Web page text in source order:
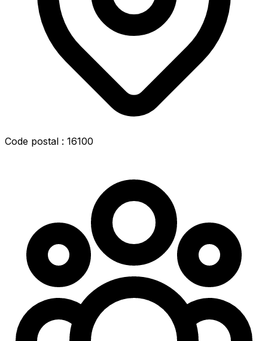
Code postal : 16100